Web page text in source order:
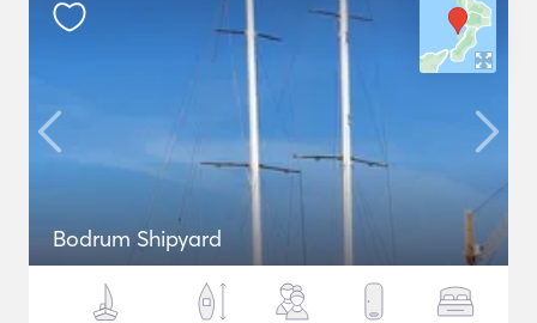
Bodrum Shipyard